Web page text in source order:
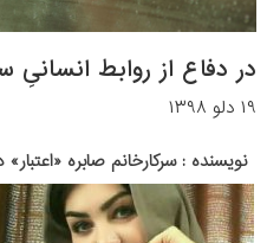
در دفاع از روابط
۱۹ دلو ۱۳۹۸
نویسنده : سرکارخانم صابره